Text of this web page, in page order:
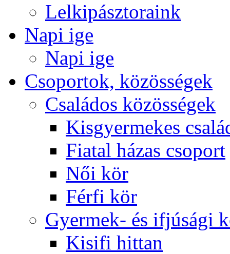
Lelkipásztoraink
Napi ige
Napi ige
Csoportok, közösségek
Családos közösségek
Kisgyermekes
Fiatal házas csoport
Női kör
Férfi kör
Gyermek- és ifjúsági
Kisifi hittan